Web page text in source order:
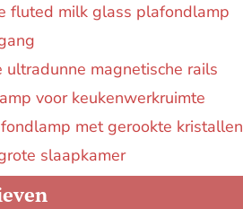
fluted milk glass plafondlamp
ultradunne magnetische rails
voor keukenwerkruimte
met gerookte kristallen
slaapkamer